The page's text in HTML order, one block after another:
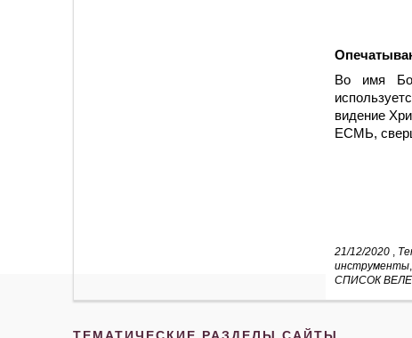
Во имя
видение
ЕСМЬ,
21/12/2020 ,
инструменты,
СПИСОК